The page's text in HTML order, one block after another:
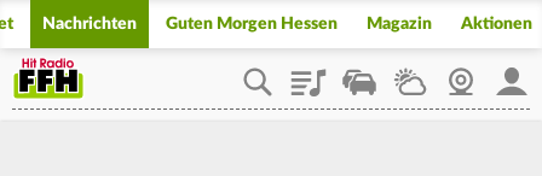
Nachrichten Guten Morgen Hessen Magazin Aktionen
PlaylistStaupilotWetterWebcam